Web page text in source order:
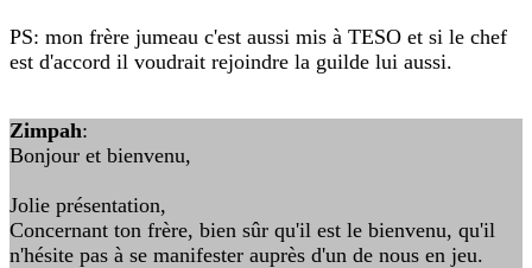
PS: mon frère jumeau c'est aussi mis à TESO et si le chef
est d'accord il voudrait rejoindre la guilde lui aussi.
Zimpah:
Bonjour et bienvenu,
Jolie présentation,
Concernant ton frère, bien sûr qu'il est le bienvenu, qu'il
n'hésite pas à se manifester auprès d'un de nous en jeu.